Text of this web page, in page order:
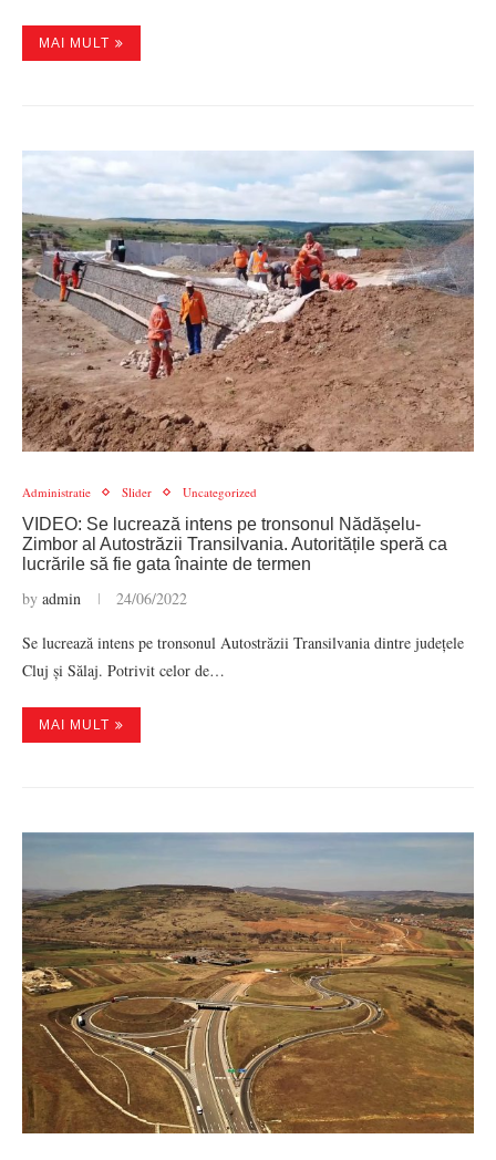
MAI MULT
Administratie Slider Uncategorized
VIDEO: Se lucrează intens pe tronsonul Nădășelu-
Zimbor al Autostrăzii Transilvania. Autoritățile speră ca
lucrările să fie gata înainte de termen
by admin 24/06/2022
Se lucrează intens pe tronsonul Autostrăzii Transilvania dintre județele
Cluj și Sălaj. Potrivit celor de…
MAI MULT